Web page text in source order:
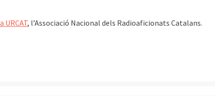
URCAT, l’Associació Nacional dels Radioaficionats Catalans.